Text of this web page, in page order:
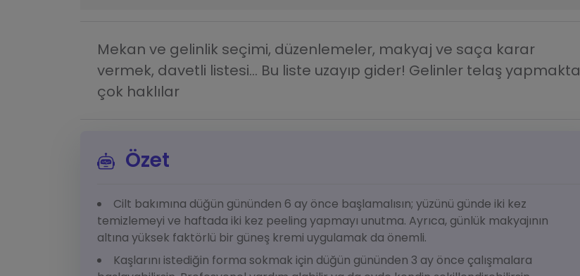
Mekan ve gelinlik seçimi, düzenlemeler, makyaj ve saça karar
vermek, davetli listesi... Bu liste uzayıp gider! Gelinler telaş yapmakta
çok haklılar
Özet
Cilt bakımına düğün gününden 6 ay önce başlamalısın; yüzünü günde iki kez
temizlemeyi ve haftada iki kez peeling yapmayı unutma. Ayrıca, günlük makyajının
altına yüksek faktörlü bir güneş kremi uygulamak da önemli.
Kaşlarını istediğin forma sokmak için düğün gününden 3 ay önce çalışmalara